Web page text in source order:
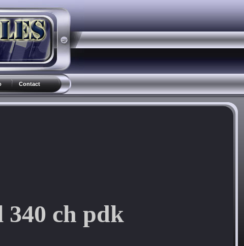
Contact
340 ch pdk